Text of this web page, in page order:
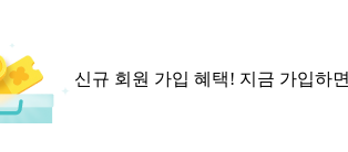
신규 회원 가입 혜택! 지금 가입하면